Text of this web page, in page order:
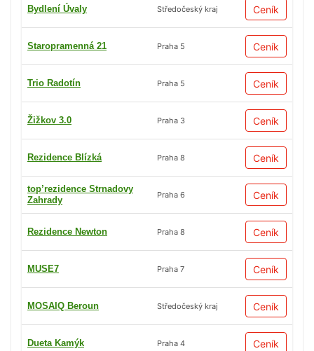
Bydlení Úvaly Středočeský kraj Ceník
Staropramenná 21 Praha 5 Ceník
Trio Radotín Praha 5 Ceník
Žižkov 3.0 Praha 3 Ceník
Rezidence Blízká Praha 8 Ceník
top’rezidence Strnadovy
Zahrady
Praha 6 Ceník
Rezidence Newton Praha 8 Ceník
MUSE7 Praha 7 Ceník
MOSAIQ Beroun Středočeský kraj Ceník
Dueta Kamýk Praha 4 Ceník